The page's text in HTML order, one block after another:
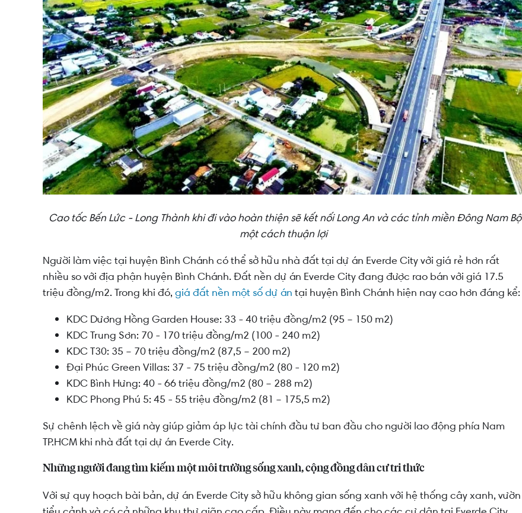
Cao tốc Bến Lức - Long Thành khi đi vào hoàn thiện sẽ kết nối Long An và các tỉnh miền Đông Nam Bộ
một cách thuận lợi
Người làm việc tại huyện Bình Chánh có thể sở hữu nhà đất tại dự án Everde City với giá rẻ hơn rất
nhiều so với địa phận huyện Bình Chánh. Đất nền dự án Everde City đang được rao bán với giá 17.5
triệu đồng/m2. Trong khi đó, giá đất nền một số dự án tại huyện Bình Chánh hiện nay cao hơn đáng kể:
KDC Dương Hồng Garden House: 33 - 40 triệu đồng/m2 (95 – 150 m2)
KDC Trung Sơn: 70 - 170 triệu đồng/m2 (100 - 240 m2)
KDC T30: 35 – 70 triệu đồng/m2 (87,5 – 200 m2)
Đại Phúc Green Villas: 37 - 75 triệu đồng/m2 (80 - 120 m2)
KDC Bình Hưng: 40 - 66 triệu đồng/m2 (80 – 288 m2)
KDC Phong Phú 5: 45 - 55 triệu đồng/m2 (81 – 175,5 m2)
Sự chênh lệch về giá này giúp giảm áp lực tài chính đầu tư ban đầu cho người lao động phía Nam
TP.HCM khi nhà đất tại dự án Everde City.
Những người đang tìm kiếm một môi trường sống xanh, cộng đồng dân cư tri thức
Với sự quy hoạch bài bản, dự án Everde City sở hữu không gian sống xanh với hệ thống cây xanh, vườn